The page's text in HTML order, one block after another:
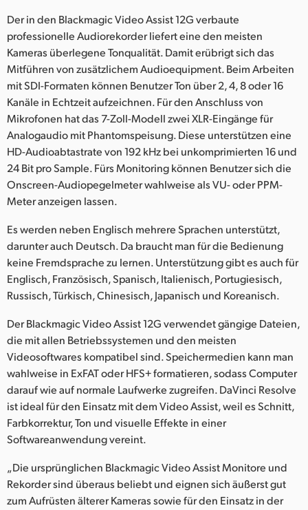
Der in den Blackmagic Video Assist 12G verbaute
professionelle Audiorekorder liefert eine den meisten
Kameras überlegene Tonqualität. Damit erübrigt sich das
Mitführen von zusätzlichem Audioequipment. Beim Arbeiten
mit SDI-Formaten können Benutzer Ton über 2, 4, 8 oder 16
Kanäle in Echtzeit aufzeichnen. Für den Anschluss von
Mikrofonen hat das 7-Zoll-Modell zwei XLR-Eingänge für
Analogaudio mit Phantomspeisung. Diese unterstützen eine
HD-Audioabtastrate von 192 kHz bei unkomprimierten 16 und
24 Bit pro Sample. Fürs Monitoring können Benutzer sich die
Onscreen-Audiopegelmeter wahlweise als VU- oder PPM-
Meter anzeigen lassen.
Es werden neben Englisch mehrere Sprachen unterstützt,
darunter auch Deutsch. Da braucht man für die Bedienung
keine Fremdsprache zu lernen. Unterstützung gibt es auch für
Englisch, Französisch, Spanisch, Italienisch, Portugiesisch,
Russisch, Türkisch, Chinesisch, Japanisch und Koreanisch.
Der Blackmagic Video Assist 12G verwendet gängige Dateien,
die mit allen Betriebssystemen und den meisten
Videosoftwares kompatibel sind. Speichermedien kann man
wahlweise in ExFAT oder HFS+ formatieren, sodass Computer
darauf wie auf normale Laufwerke zugreifen. DaVinci Resolve
ist ideal für den Einsatz mit dem Video Assist, weil es Schnitt,
Farbkorrektur, Ton und visuelle Effekte in einer
Softwareanwendung vereint.
„Die ursprünglichen Blackmagic Video Assist Monitore und
Rekorder sind überaus beliebt und eignen sich äußerst gut
zum Aufrüsten älterer Kameras sowie für den Einsatz in der